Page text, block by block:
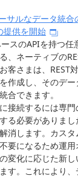
サルなデータ統
提供を開始
スのAPIを持つ
、ネーティブの
客さまは、REST
作成し、そのデー
合できます。
接続するには専門
る必要がありま
消します。カス
要になるため運
変化に応じた新
す。これにより